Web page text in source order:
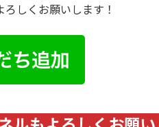
しくお願いします！